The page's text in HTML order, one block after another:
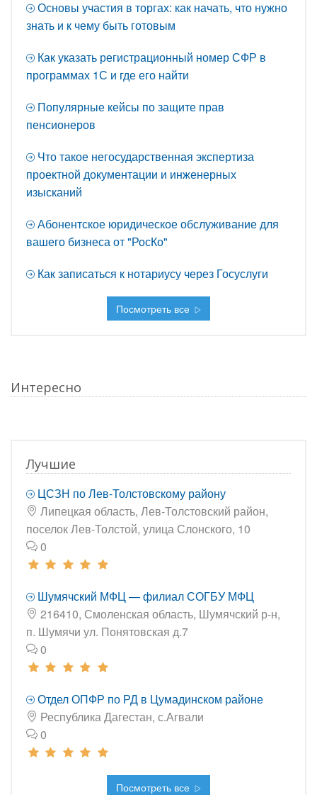
Основы участия в торгах: как начать, что нужно
знать и к чему быть готовым
Как указать регистрационный номер СФР в
программах 1С и где его найти
Популярные кейсы по защите прав
пенсионеров
Что такое негосударственная экспертиза
проектной документации и инженерных
изысканий
Абонентское юридическое обслуживание для
вашего бизнеса от "РосКо"
Как записаться к нотариусу через Госуслуги
Посмотреть все
Интересно
Лучшие
ЦСЗН по Лев-Толстовскому району
Липецкая область, Лев-Толстовский район,
поселок Лев-Толстой, улица Слонского, 10
0
Шумячский МФЦ — филиал СОГБУ МФЦ
216410, Смоленская область, Шумячский р-н,
п. Шумячи ул. Понятовская д.7
0
Отдел ОПФР по РД в Цумадинском районе
Республика Дагестан, с.Агвали
0
Посмотреть все